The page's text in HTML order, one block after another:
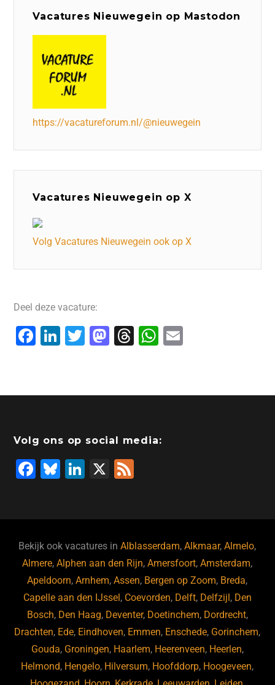
Vacatures Nieuwegein op Mastodon
https://vacatureforum.nl/@nieuwegein
Vacatures Nieuwegein op X
Volg Vacatures Nieuwegein ook op X
Deel deze vacature:
F
e
o
o
k
Li
e
n
T
er
M
o
o
n
T
a
s
W
s
p
l
Volg ons op social media:
F
b
o
o
k
Bl
ky
Li
dI
n
X
Bekijk ook vacatures inAlblasserdam,Alkmaar,Almelo,
Almere,Alphen aan den Rijn,Amersfoort,Amsterdam,
Apeldoorn,Arnhem,Assen, Bergen op Zoom, Breda,
Capelle aan den IJssel, Coevorden, Delft, Delfzijl, Den
Bosch, Den Haag, Deventer, Doetinchem, Dordrecht,
Drachten, Ede, Eindhoven, Emmen, Enschede, Gorinchem,
Gouda, Groningen, Haarlem, Heerenveen, Heerlen,
Helmond, Hengelo, Hilversum, Hoofddorp, Hoogeveen,